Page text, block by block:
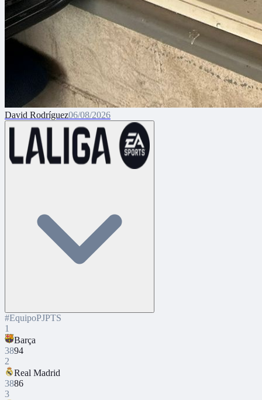
David Rodríguez06/08/2026
#EquipoPJPTS
1
Barça
3894
2
Real Madrid
3886
3